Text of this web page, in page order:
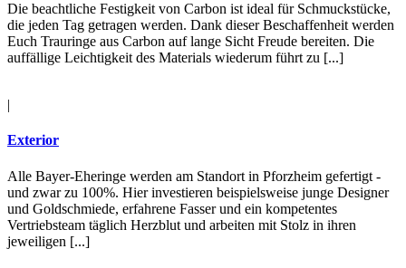
Die beachtliche Festigkeit von Carbon ist ideal für Schmuckstücke,
die jeden Tag getragen werden. Dank dieser Beschaffenheit werden
Euch Trauringe aus Carbon auf lange Sicht Freude bereiten. Die
auffällige Leichtigkeit des Materials wiederum führt zu [...]
|
Exterior
Alle Bayer-Eheringe werden am Standort in Pforzheim gefertigt -
und zwar zu 100%. Hier investieren beispielsweise junge Designer
und Goldschmiede, erfahrene Fasser und ein kompetentes
Vertriebsteam täglich Herzblut und arbeiten mit Stolz in ihren
jeweiligen [...]